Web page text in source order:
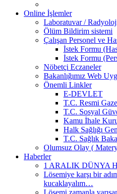
Online İşlemler
Laboratuvar /
Ölüm Bildirim sistemi
Çalışan Personel ve
İstek Formu
İstek Formu
Nöbetçi Eczaneler
Bakanlığımız Web
Önemli Linkler
E-DEVLET
T.C. Resmi
T.C. Sosyal
Kamu İhale
Halk Sağlığı
T.C. Sağlık
Olumsuz Olay (
Haberler
1 ARALIK DÜNYA
Lösemiye karşı bir
kucaklayalım…
Lösemi zamanla